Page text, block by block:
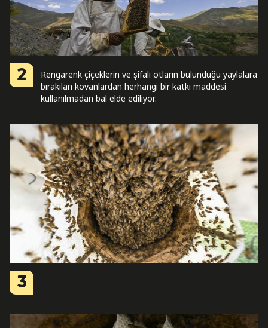
2
Rengarenk çiçeklerin ve şifalı otların bulunduğu yaylalara
bırakılan kovanlardan herhangi bir katkı maddesi
kullanılmadan bal elde ediliyor.
3